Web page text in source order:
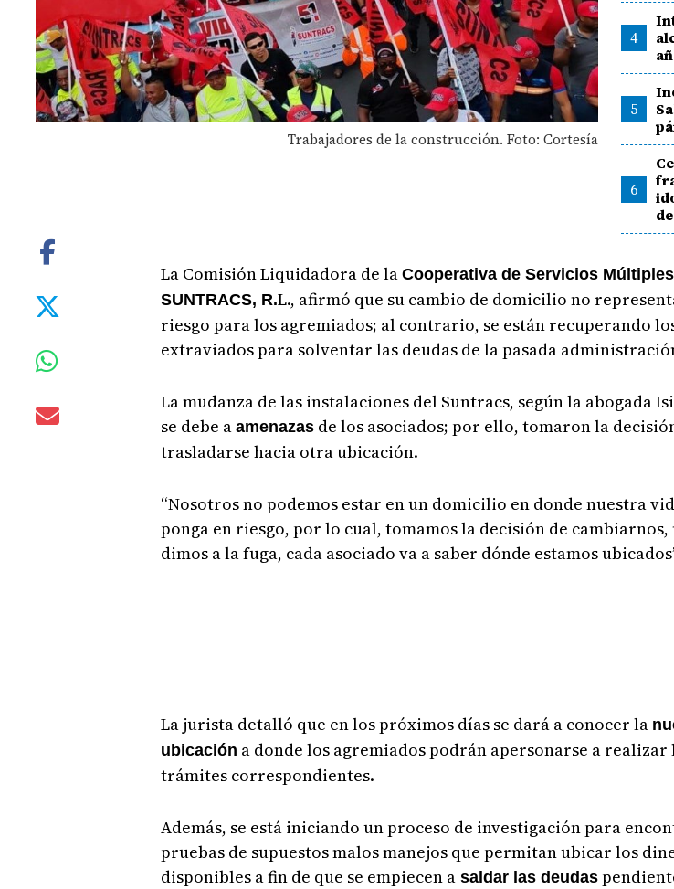
Trabajadores de la construcción. Foto: Cortesía
4
5
6
La Comisión Liquidadora de la Cooperativa de Servicios Múltiples
SUNTRACS, R.L., afirmó que su cambio de domicilio no
riesgo para los agremiados; al contrario, se están recuperando
extraviados para solventar las deudas de la pasada
La mudanza de las instalaciones del Suntracs, según la abogada
se debe a amenazasde los asociados; por ello, tomaron la
trasladarse hacia otra ubicación.
“Nosotros no podemos estar en un domicilio en donde nuestra
ponga en riesgo, por lo cual, tomamos la decisión de cambiarnos,
dimos a la fuga, cada asociado va a saber dónde estamos
La jurista detalló que en los próximos días se dará a conocer la
ubicación a donde los agremiados podrán apersonarse a realizar
trámites correspondientes.
Además, se está iniciando un proceso de investigación para
pruebas de supuestos malos manejos que permitan ubicar los
disponibles a fin de que se empiecen asaldar las deudas